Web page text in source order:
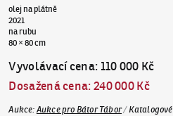
olej na plátně
2021
na rubu
80 × 80 cm
Vyvolávací cena: 110 000 Kč
Dosažená cena:240 000 Kč
Aukce: Aukce pro Bátor Tábor/ Katalogové